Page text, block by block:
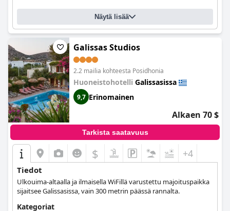
Vieraat ovat toistuvasti kuvailleet uima-allasta mahtavaksi,
upeaksi, ihanaksi, hienoksi, ihanaksi ja kauniiksi, ja siellä on
moderni ja hyvin hoidettu uima-allasalue ja poreallas, jossa voi
rentoutua. Hotellin erinomainen sijainti ja sen äärimmäinen
läheisyys rannalle tekevätRemvistä täydellisen valinnan niille,
jotka haluavat nauttia Syroksen rannoista. Kaiken kaikkiaan
Remvitarjoaa viihtyisän, siistin ja viihtyisän tilan
rentoutumiseen ja kauniista ympäristöstä nauttimiseen.
Näytä lisää
Galissas Studios
2.2 mailia kohteesta Posidhonia
Huoneistohotelli Galissasissa
9,7 Erinomainen
Alkaen 70 $
Tarkista saatavuus
$ +4
Tiedot
Ulkouima-altaalla ja ilmaisella WiFillä varustettu majoituspaikka
sijaitsee Galissasissa, vain 300 metrin päässä rannalta.
Kategoriat